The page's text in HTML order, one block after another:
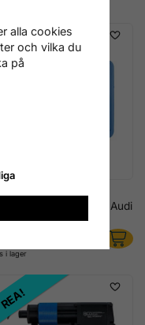
VAG – VW Audi
Seat
i lager
alla cookies
och vilka du
på